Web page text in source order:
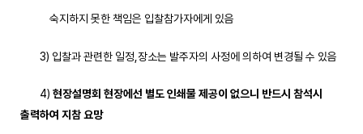
숙지하지 못한 책임은 입찰참가자에게 있음
3) 입찰과 관련한 일정,장소는 발주자의 사정에 의하여 변경될 수 있음
4) 현장설명회 현장에선 별도 인쇄물 제공이 없으니 반드시 참석시
출력하여 지참 요망